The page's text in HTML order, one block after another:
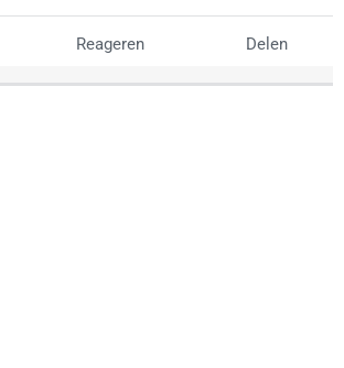
Reageren Delen